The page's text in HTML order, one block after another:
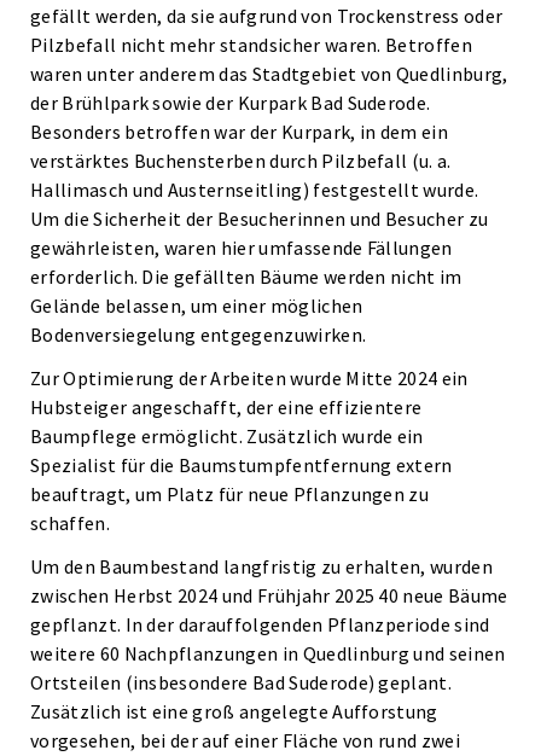
gefällt werden, da sie aufgrund von Trockenstress oder
Pilzbefall nicht mehr standsicher waren. Betroffen
waren unter anderem das Stadtgebiet von Quedlinburg,
der Brühlpark sowie der Kurpark Bad Suderode.
Besonders betroffen war der Kurpark, in dem ein
verstärktes Buchensterben durch Pilzbefall (u. a.
Hallimasch und Austernseitling) festgestellt wurde.
Um die Sicherheit der Besucherinnen und Besucher zu
gewährleisten, waren hier umfassende Fällungen
erforderlich. Die gefällten Bäume werden nicht im
Gelände belassen, um einer möglichen
Bodenversiegelung entgegenzuwirken.
Zur Optimierung der Arbeiten wurde Mitte 2024 ein
Hubsteiger angeschafft, der eine effizientere
Baumpflege ermöglicht. Zusätzlich wurde ein
Spezialist für die Baumstumpfentfernung extern
beauftragt, um Platz für neue Pflanzungen zu
schaffen.
Um den Baumbestand langfristig zu erhalten, wurden
zwischen Herbst 2024 und Frühjahr 2025 40 neue Bäume
gepflanzt. In der darauffolgenden Pflanzperiode sind
weitere 60 Nachpflanzungen in Quedlinburg und seinen
Ortsteilen (insbesondere Bad Suderode) geplant.
Zusätzlich ist eine groß angelegte Aufforstung
vorgesehen, bei der auf einer Fläche von rund zwei